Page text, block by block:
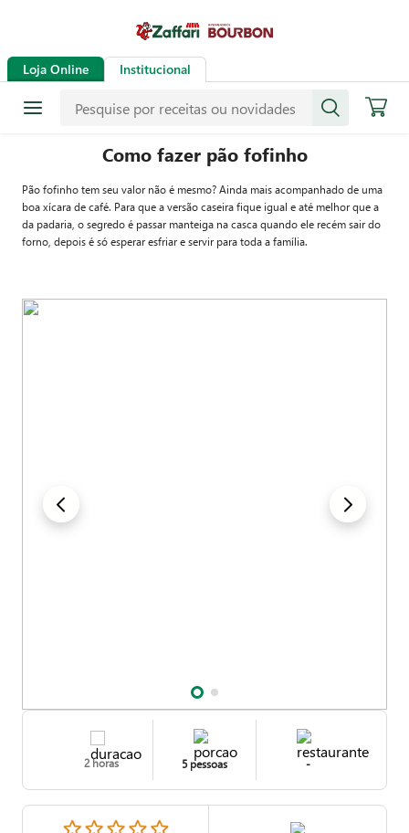
Loja Online Institucional
Como fazer pão fofinho
Pão fofinho tem seu valor não é mesmo? Ainda mais acompanhado de uma
boa xícara de café. Para que a versão caseira fique igual e até melhor que a
da padaria, o segredo é passar manteiga na casca quando ele recém sair do
forno, depois é só esperar esfriar e servir para toda a família.
2 horas 5 pessoas -